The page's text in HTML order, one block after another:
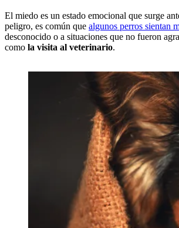
El miedo es un estado emocional que surge
peligro, es común que algunos perros sientan
desconocido o a situaciones que no fueron
como la visita al veterinario.